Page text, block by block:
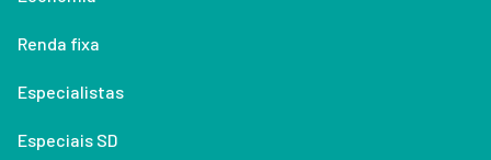
Renda fixa
Especialistas
Especiais SD